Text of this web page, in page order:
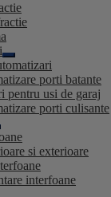
Extinde
meniul
copil
porti batante
pentru usi de garaj
porti culisante
si exterioare
interfoane